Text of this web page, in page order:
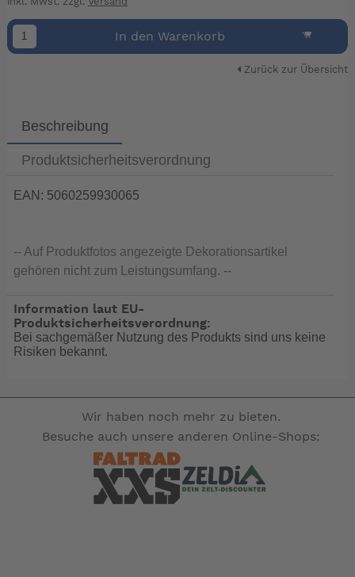
In den Warenkorb
Zurück zur Übersicht
Beschreibung
Produktsicherheitsverordnung
EAN: 5060259930065
-- Auf Produktfotos angezeigte Dekorationsartikel
gehören nicht zum Leistungsumfang. --
Information laut EU-
Produktsicherheitsverordnung:
Bei sachgemäßer Nutzung des Produkts sind uns keine
Risiken bekannt.
Wir haben noch mehr zu bieten.
Besuche auch unsere anderen Online-Shops: